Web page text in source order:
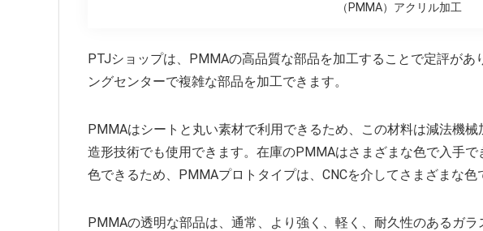
（PMMA）アクリル加工
PTJショップは、PMMAの高品質な部品を加工することで定評があ
ングセンターで複雑な部品を加工できます。
PMMAはシートと丸い素材で利用できるため、この材料は減法機
造形技術でも使用できます。在庫のPMMAはさまざまな色で入手
色できるため、PMMAプロトタイプは、CNCを介してさまざまな色
PMMAの透明な部品は、通常、より強く、軽く、耐久性のあるガ